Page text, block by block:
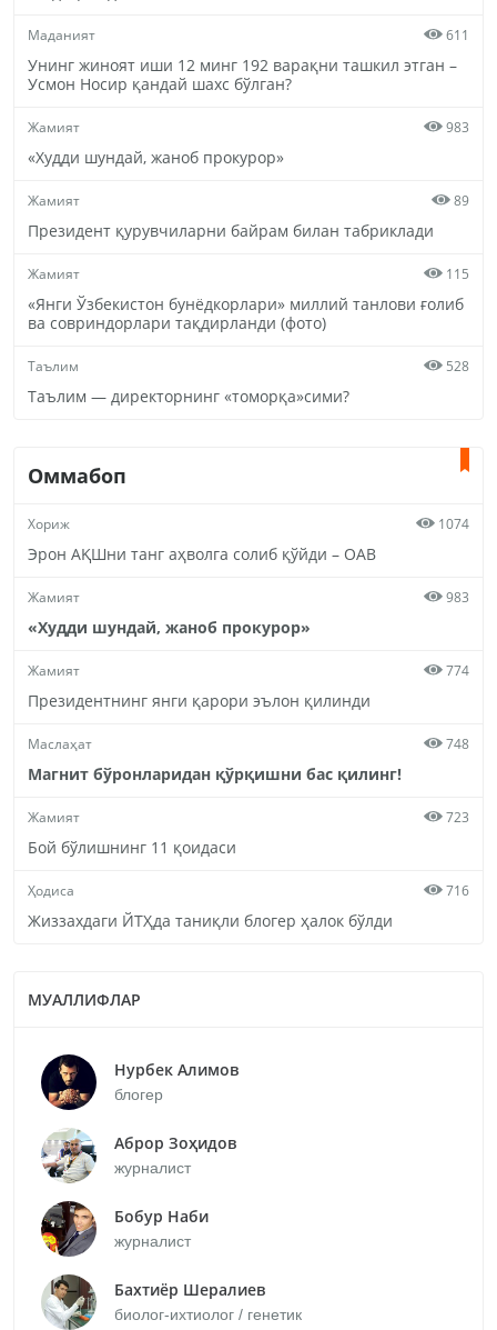
Маданият 611
Унинг жиноят иши 12 минг 192 варақни ташкил этган –
Усмон Носир қандай шахс бўлган?
Жамият 983
«Худди шундай, жаноб прокурор»
Жамият 89
Президент қурувчиларни байрам билан табриклади
Жамият 115
«Янги Ўзбекистон бунёдкорлари» миллий танлови ғолиб
ва совриндорлари тақдирланди (фото)
Таълим 528
Таълим — директорнинг «томорқа»сими?
Оммабоп
Хориж 1074
Эрон АҚШни танг аҳволга солиб қўйди – ОАВ
Жамият 983
«Худди шундай, жаноб прокурор»
Жамият 774
Президентнинг янги қарори эълон қилинди
Маслаҳат 748
Магнит бўронларидан қўрқишни бас қилинг!
Жамият 723
Бой бўлишнинг 11 қоидаси
Ҳодиса 716
Жиззахдаги ЙТҲда таниқли блогер ҳалок бўлди
МУАЛЛИФЛАР
Нурбек Алимов
блогер
Аброр Зоҳидов
журналист
Бобур Наби
журналист
Бахтиёр Шералиев
биолог-ихтиолог / генетик